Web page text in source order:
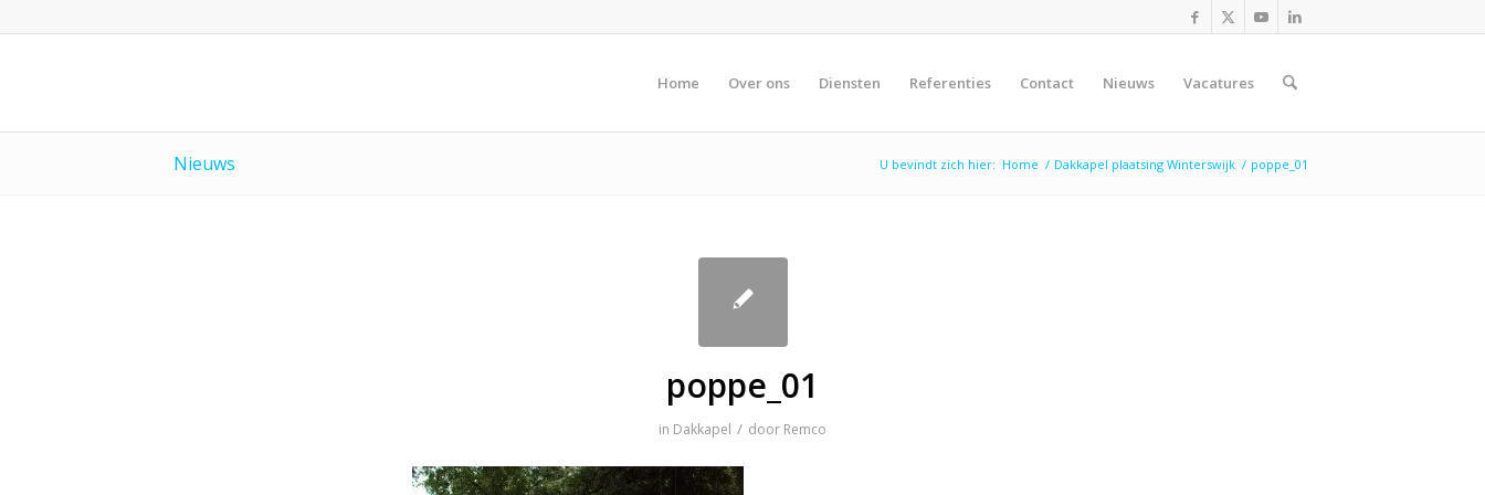
Home Over ons Diensten Referenties Contact Nieuws Vacatures
Nieuws U bevindt zich hier: Home / Dakkapel plaatsing Winterswijk / poppe_01
poppe_01
in Dakkapel / door Remco